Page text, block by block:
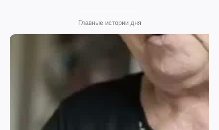
Главные истории дня